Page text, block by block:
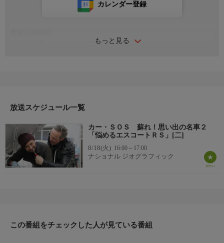
もっと見る
カレンダー登録
み。喜ぶ持ち主の笑顔のために日々奮闘する大人気シリーズ第2
▼エピソード内容
1980年代初期、少年レーサーに大人気のピンナップと言えば、フ
ォード・エスコートRS1600iだった。しかし現在イギリスには250
台しか残っていない。その1台を持つのがエイドリアン。修理す
放送スケジュール一覧
カー・ＳＯＳ 蘇れ！思い出の名車２
「悩めるエスコートＲＳ」[二]
8/18(火) 16:00～17:00
ナショナル ジオグラフィック
この番組をチェックした人が見ている番組